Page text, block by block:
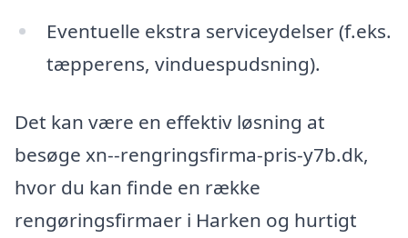
Eventuelle ekstra serviceydelser (f.eks.
tæpperens, vinduespudsning).
Det kan være en effektiv løsning at
besøge xn--rengringsfirma-pris-y7b.dk,
hvor du kan finde en række
rengøringsfirmaer i Harken og hurtigt